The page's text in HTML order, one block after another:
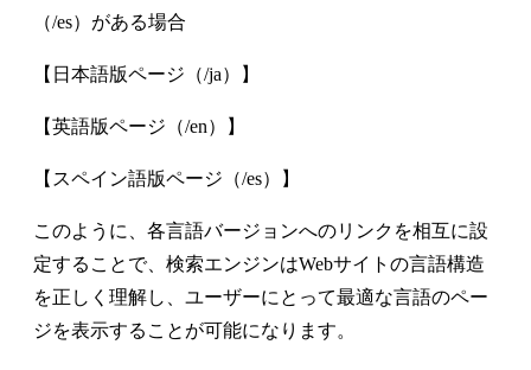
（/es）がある場合
【日本語版ページ（/ja）】
【英語版ページ（/en）】
【スペイン語版ページ（/es）】
このように、各言語バージョンへのリンクを相互に設
定することで、検索エンジンはWebサイトの言語構造
を正しく理解し、ユーザーにとって最適な言語のペー
ジを表示することが可能になります。